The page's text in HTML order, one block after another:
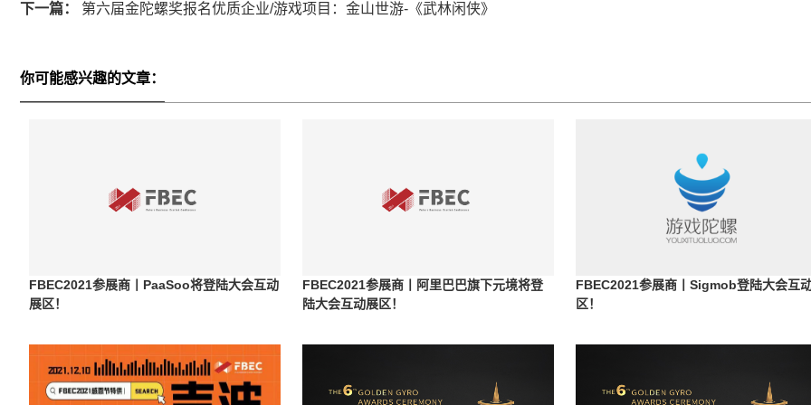
下一篇： 第六届金陀螺奖报名优质企业/游戏项目：金山世游-《武林闲侠》
你可能感兴趣的文章：
FBEC2021参展商丨PaaSoo将登陆大会互动
展区！
FBEC2021参展商丨阿里巴巴旗下元境将登
陆大会互动展区！
FBEC2021参展商丨Sigmob登陆大会互
区！